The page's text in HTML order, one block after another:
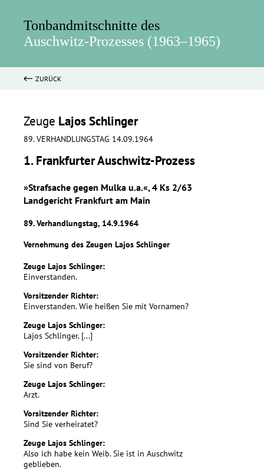
Tonbandmitschnitte des
Auschwitz-Prozesses (1963–1965)
ZURÜCK
Zeuge Lajos Schlinger
89. VERHANDLUNGSTAG 14.09.1964
1. Frankfurter Auschwitz-Prozess
»Strafsache gegen Mulka u.a.«, 4 Ks 2/63
Landgericht Frankfurt am Main
89. Verhandlungstag, 14.9.1964
Vernehmung des Zeugen Lajos Schlinger
Zeuge Lajos Schlinger:
Einverstanden.
Vorsitzender Richter:
Einverstanden. Wie heißen Sie mit Vornamen?
Zeuge Lajos Schlinger:
Lajos Schlinger. [...]
Vorsitzender Richter:
Sie sind von Beruf?
Zeuge Lajos Schlinger:
Arzt.
Vorsitzender Richter:
Sind Sie verheiratet?
Zeuge Lajos Schlinger:
Also ich habe kein Weib. Sie ist in Auschwitz
geblieben.